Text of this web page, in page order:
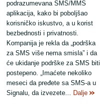
podrazumevana SMS/MMS
aplikacija, kako bi poboljšao
korisničko iskustvo, a u korist
bezbednosti i privatnosti.
Kompanija je rekla da „podrška
za SMS više nema smisla” i da
će ukidanje podrške za SMS biti
postepeno. „Imaćete nekoliko
meseci da pređete sa SMS-a u
Signalu, da izvezete... Dalje